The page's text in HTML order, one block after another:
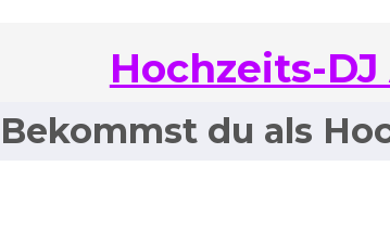
Hochzeits-
Bekommst du als